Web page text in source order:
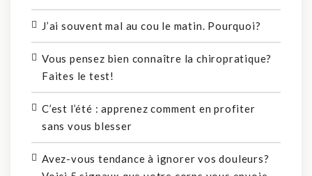
J’ai souvent mal au cou le matin. Pourquoi?
Vous pensez bien connaître la chiropratique?
Faites le test!
C’est l’été : apprenez comment en profiter
sans vous blesser
Avez-vous tendance à ignorer vos douleurs?